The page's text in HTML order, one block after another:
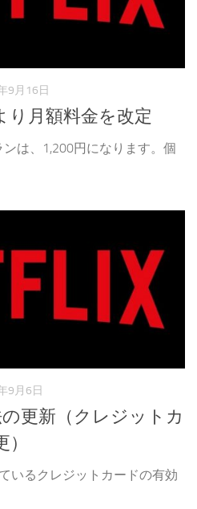
9月16日
り月額料金を改定
は、1,200円になります。個
9月6日
の更新（クレジットカ
いるクレジットカードの有効